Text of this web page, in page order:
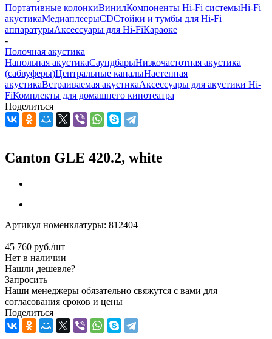
Портативные колонкиВинилКомпоненты Hi-Fi системыHi-Fi
акустикаМедиаплеерыCDСтойки и тумбы для Hi-Fi
аппаратурыАксессуары для Hi-FiКараоке
-
Полочная акустика
Напольная акустикаСаундбарыНизкочастотная акустика
(сабвуферы)Центральные каналыНастенная
акустикаВстраиваемая акустикаАксессуары для акустики Hi-
FiКомплекты для домашнего кинотеатра
Поделиться
Canton GLE 420.2, white
Артикул номенклатуры: 812404
45 760 руб./шт
Нет в наличии
Нашли дешевле?
Запросить
Наши менеджеры обязательно свяжутся с вами для
согласования сроков и цены
Поделиться